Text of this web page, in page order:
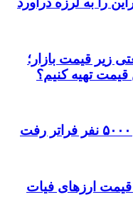
زیر قیمت بازار؛
قیمت تهیه کنیم؟
قیمت ارزهای فیات